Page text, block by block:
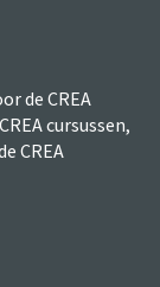
de CREA
cursussen,
CREA